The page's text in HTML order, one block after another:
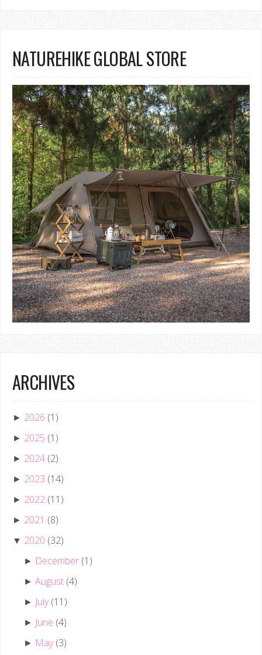
NATUREHIKE GLOBAL STORE
ARCHIVES
► 2026 (1)
► 2025 (1)
► 2024 (2)
► 2023 (14)
► 2022 (11)
► 2021 (8)
▼ 2020 (32)
► December (1)
►August (4)
► July (11)
► June (4)
► May (3)